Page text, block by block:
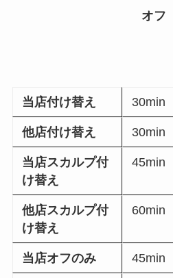
オフ
当店付け替え 30min
他店付け替え 30min
当店スカルプ付
け替え
45min
他店スカルプ付
け替え
60min
当店オフのみ 45min